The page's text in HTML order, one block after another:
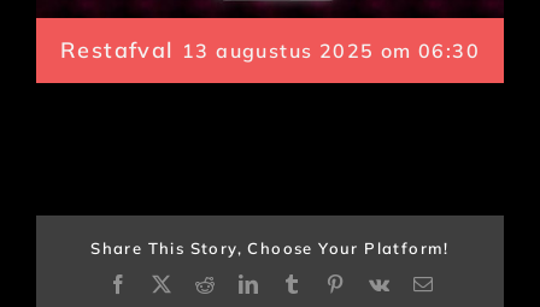
Restafval 13 augustus 2025 om 06:30
Share This Story, Choose Your Platform!
Facebook
X RedditLinkedInTumblrPinterest
Vk
E-